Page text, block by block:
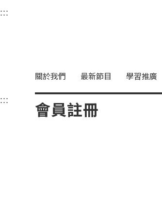
衛武營國家藝術文
中央內容區塊，為本頁主要內容區。
:::
關於我們 最新節目 學習推廣
::: 中央內容區塊，為本頁主要內容區。
會員註冊